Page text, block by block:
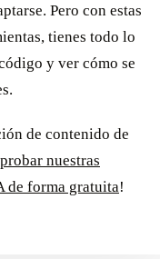
Pero con estas
tienes todo lo
y ver cómo se
de contenido de
nuestras
de forma gratuita!